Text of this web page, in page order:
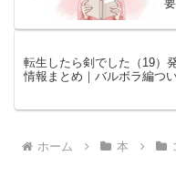
転生したら剣でした（19）
情報まとめ｜バルボラ編つ
ホーム 本